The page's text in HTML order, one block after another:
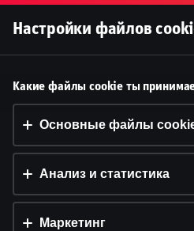
Принять
На этом веб-сайте
файлов cookie:
Принять
Настройки и
Настройки файлов
Какие файлы cookie ты
Основные файлы
Анализ и статистика
Маркетинг